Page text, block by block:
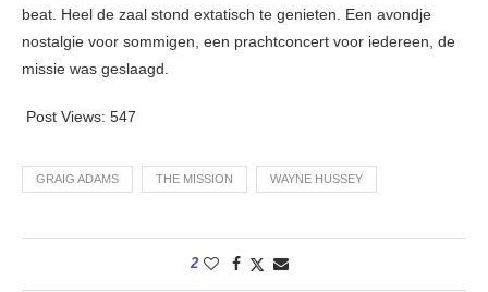
beat. Heel de zaal stond extatisch te genieten. Een avondje
nostalgie voor sommigen, een prachtconcert voor iedereen, de
missie was geslaagd.
Post Views: 547
GRAIG ADAMS THE MISSION WAYNE HUSSEY
2